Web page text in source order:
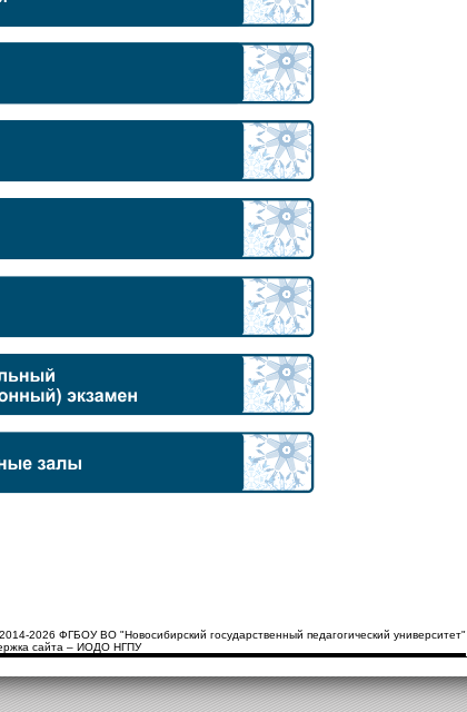
2026 ФГБОУ ВО "Новосибирский государственный педагогический университет"
сайта – ИОДО НГПУ